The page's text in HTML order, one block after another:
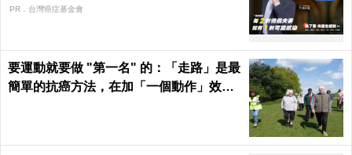
PR．台灣癌症基金會
要運動就要做 "第一名" 的：「走路」是最
簡單的抗癌方法，在加「一個動作」效果